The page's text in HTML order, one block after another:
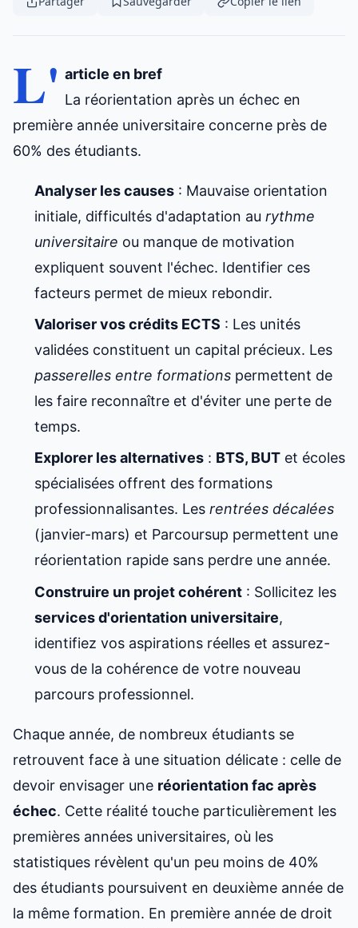
L' article en bref
La réorientation après un échec en
première année universitaire concerne près de
60% des étudiants.
Analyser les causes : Mauvaise orientation
initiale, difficultés d'adaptation au rythme
universitaire ou manque de motivation
expliquent souvent l'échec. Identifier ces
facteurs permet de mieux rebondir.
Valoriser vos crédits ECTS : Les unités
validées constituent un capital précieux. Les
passerelles entre formations permettent de
les faire reconnaître et d'éviter une perte de
temps.
Explorer les alternatives : BTS, BUT et écoles
spécialisées offrent des formations
professionnalisantes. Les rentrées décalées
(janvier-mars) et Parcoursup permettent une
réorientation rapide sans perdre une année.
Construire un projet cohérent : Sollicitez les
services d'orientation universitaire,
identifiez vos aspirations réelles et assurez-
vous de la cohérence de votre nouveau
parcours professionnel.
Chaque année, de nombreux étudiants se
retrouvent face à une situation délicate : celle de
devoir envisager une réorientation fac après
échec. Cette réalité touche particulièrement les
premières années universitaires, où les
statistiques révèlent qu'un peu moins de 40%
des étudiants poursuivent en deuxième année de
la même formation. En première année de droit